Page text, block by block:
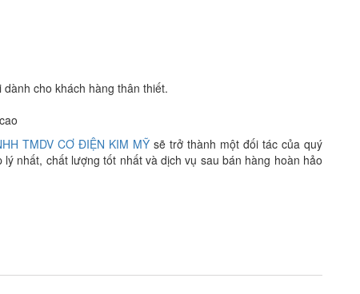
cho khách hàng thân thiết.
TMDV CƠ ĐIỆN KIM MỸ sẽ trở thành một đối tác của quý
nhất, chất lượng tốt nhất và dịch vụ sau bán hàng hoàn hảo